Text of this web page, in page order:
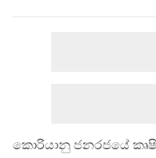
කොරියානු ජනරජයේ